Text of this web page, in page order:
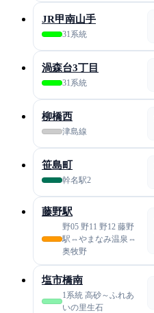
JR甲南山手
31系統
渦森台3丁目
31系統
柳橋西
津島線
笹島町
幹名駅2
藤野駅
野05 野11 野12 藤野
駅⇔やまなみ温泉⇔
奥牧野
塩市橋南
1系統 高砂～ふれあ
いの里生石